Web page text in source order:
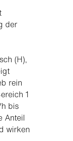
der
(H),
rein
1
bis
Anteil
wirken